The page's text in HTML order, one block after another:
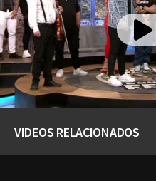
VIDEOS RELACIONADOS